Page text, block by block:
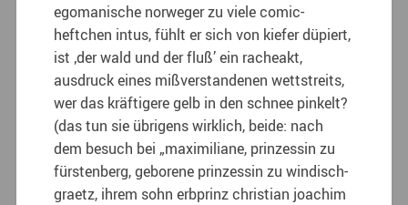
egomanische norweger zu viele comic-
heftchen intus, fühlt er sich von kiefer düpiert,
ist ‚der wald und der fluß’ ein racheakt,
ausdruck eines mißverstandenen wettstreits,
wer das kräftigere gelb in den schnee pinkelt?
(das tun sie übrigens wirklich, beide: nach
dem besuch bei „maximiliane, prinzessin zu
fürstenberg, geborene prinzessin zu windisch-
graetz, ihrem sohn erbprinz christian joachim